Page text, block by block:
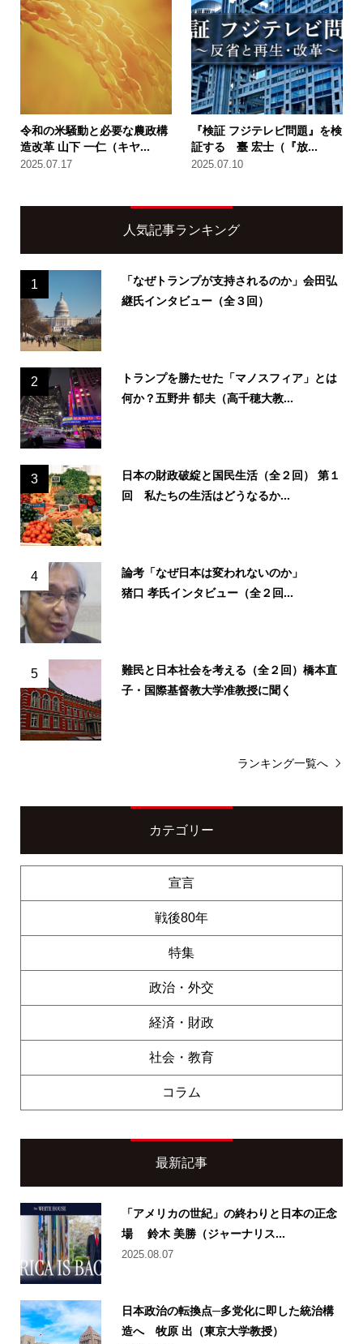
令和の米騒動と必要な農政構
造改革 山下 一仁（キヤ...
2025.07.17
『検証 フジテレビ問題』を検
証する 臺 宏士（『放...
2025.07.10
人気記事ランキング
1
「なぜトランプが支持されるのか」会田弘
継氏インタビュー（全３回）
2
トランプを勝たせた「マノスフィア」とは
何か？五野井 郁夫（高千穂大教...
3
日本の財政破綻と国民生活（全２回） 第１
回 私たちの生活はどうなるか...
4
論考「なぜ日本は変われないのか」
猪口 孝氏インタビュー（全２回...
5
難民と日本社会を考える（全２回）橋本直
子・国際基督教大学准教授に聞く
ランキング一覧へ
カテゴリー
宣言
戦後80年
特集
政治・外交
経済・財政
社会・教育
コラム
最新記事
「アメリカの世紀」の終わりと日本の正念
場 鈴木 美勝（ジャーナリス...
2025.08.07
日本政治の転換点─多党化に即した統治構
造へ 牧原 出（東京大学教授）